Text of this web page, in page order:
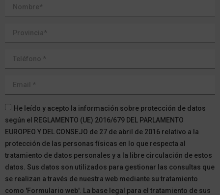
He leído y acepto la información sobre protección de datos
según el REGLAMENTO (UE) 2016/679 DEL PARLAMENTO
EUROPEO Y DEL CONSEJO de 27 de abril de 2016 relativo a la
protección de las personas físicas en lo que respecta al
tratamiento de datos personales y a la libre circulación de estos
datos. Sus datos son utilizados para gestionar las consultas que
se realizan a través de nuestra web mediante su tratamiento
como 'Formulario web'. La base legal para el tratamiento de sus